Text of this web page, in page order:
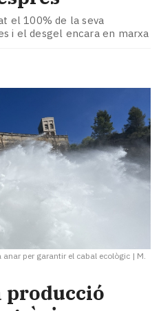
el 100% de la seva
i el desgel encara en marxa
anar per garantir el cabal ecològic | M.
producció